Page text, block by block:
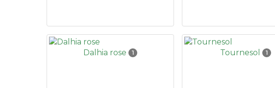
Dalhia rose 1 Tournesol 1